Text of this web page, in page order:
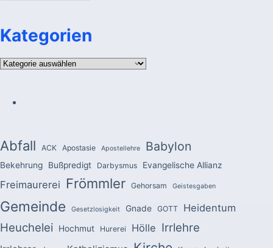
Kategorien
Kategorien
Abfall ACK Apostasie Apostellehre Babylon
Bekehrung Bußpredigt Darbysmus Evangelische Allianz
Freimaurerei Frömmler Gehorsam Geistesgaben
Gemeinde Gesetzlosigkeit Gnade GOTT Heidentum
Heuchelei Hochmut Hurerei Hölle Irrlehre